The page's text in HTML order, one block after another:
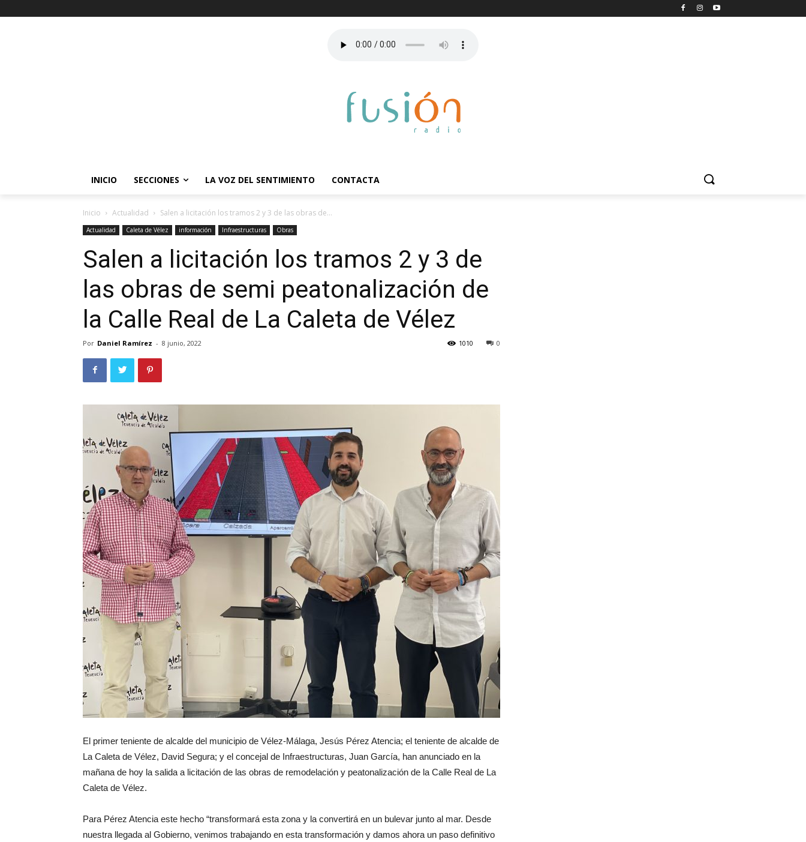
INICIO SECCIONES LA VOZ DEL SENTIMIENTO CONTACTA
Inicio Actualidad Salen a licitación los tramos 2 y 3 de las obras de...
Actualidad Caleta de Vélez información Infraestructuras Obras
Salen a licitación los tramos 2 y 3 de
las obras de semi peatonalización de
la Calle Real de La Caleta de Vélez
Por Daniel Ramírez - 8 junio, 2022 0
1010
El primer teniente de alcalde del municipio de Vélez-Málaga, Jesús Pérez Atencia; el teniente de alcalde de
La Caleta de Vélez, David Segura; y el concejal de Infraestructuras, Juan García, han anunciado en la
mañana de hoy la salida a licitación de las obras de remodelación y peatonalización de la Calle Real de La
Caleta de Vélez.
Para Pérez Atencia este hecho “transformará esta zona y la convertirá en un bulevar junto al mar. Desde
nuestra llegada al Gobierno, venimos trabajando en esta transformación y damos ahora un paso definitivo